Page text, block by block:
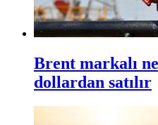
Brent markalı
dollardan satılır